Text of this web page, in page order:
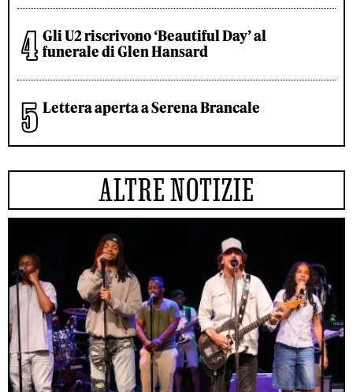
Gli U2 riscrivono ‘Beautiful Day’ al
funerale di Glen Hansard
Lettera aperta a Serena Brancale
ALTRE NOTIZIE